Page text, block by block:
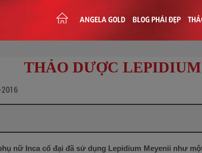
TRANG
ANGELA GOLD BLOG PHÁI ĐẸP
THẢO DƯỢC
nữ Inca cổ đại đã sử dụng Lepidium Meyenii như